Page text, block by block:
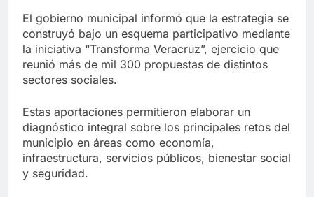
El gobierno municipal informó que la estrategia se
construyó bajo un esquema participativo mediante
la iniciativa “Transforma Veracruz”, ejercicio que
reunió más de mil 300 propuestas de distintos
sectores sociales.
Estas aportaciones permitieron elaborar un
diagnóstico integral sobre los principales retos del
municipio en áreas como economía,
infraestructura, servicios públicos, bienestar social
y seguridad.